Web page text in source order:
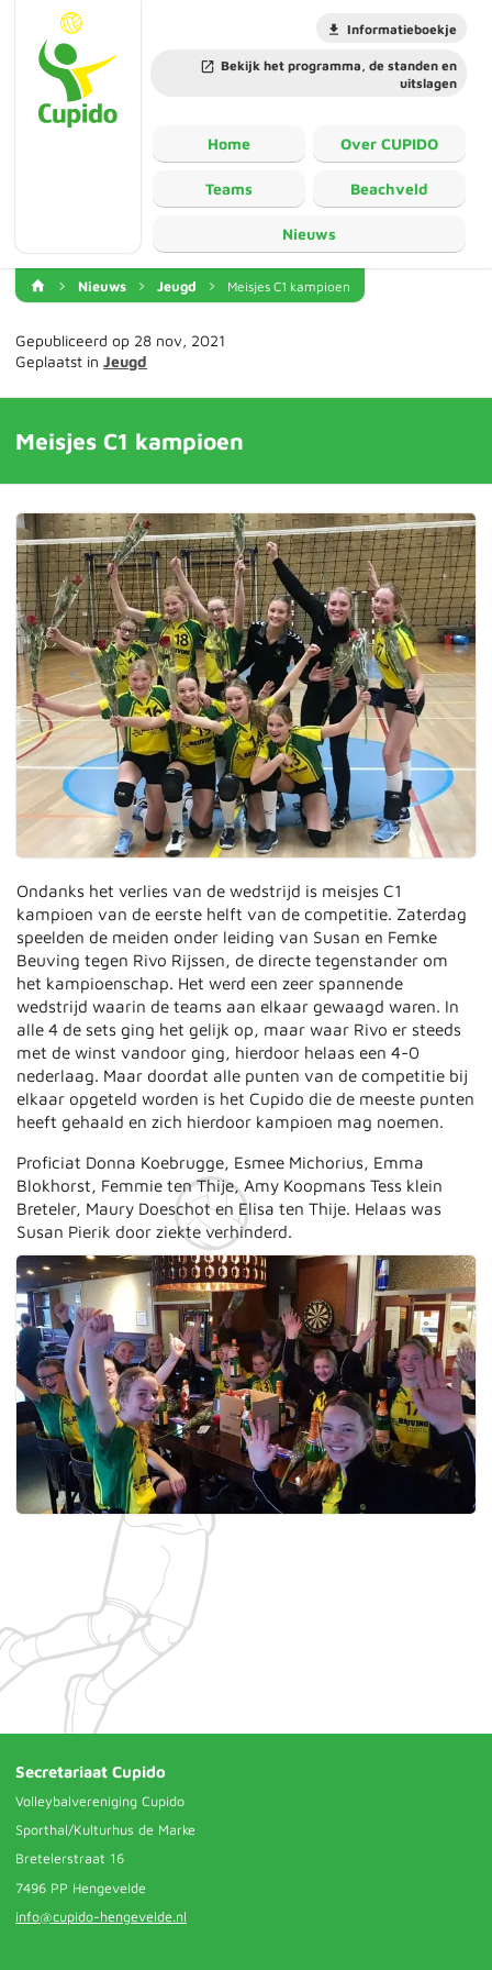
Informatieboekje
Bekijk het programma, de standen en
uitslagen
Home Over CUPIDO
Teams Beachveld
Nieuws
Nieuws Jeugd Meisjes C1 kampioen
Gepubliceerd op 28 nov, 2021
Geplaatst in Jeugd
Meisjes C1 kampioen
Ondanks het verlies van de wedstrijd is meisjes C1
kampioen van de eerste helft van de competitie. Zaterdag
speelden de meiden onder leiding van Susan en Femke
Beuving tegen Rivo Rijssen, de directe tegenstander om
het kampioenschap. Het werd een zeer spannende
wedstrijd waarin de teams aan elkaar gewaagd waren. In
alle 4 de sets ging het gelijk op, maar waar Rivo er steeds
met de winst vandoor ging, hierdoor helaas een 4-0
nederlaag. Maar doordat alle punten van de competitie bij
elkaar opgeteld worden is het Cupido die de meeste punten
heeft gehaald en zich hierdoor kampioen mag noemen.
Proficiat Donna Koebrugge, Esmee Michorius, Emma
Blokhorst, Femmie ten Thije, Amy Koopmans Tess klein
Breteler, Maury Doeschot en Elisa ten Thije. Helaas was
Susan Pierik door ziekte verhinderd.
Secretariaat Cupido
Volleybalvereniging Cupido
Sporthal/Kulturhus de Marke
Bretelerstraat 16
7496 PP Hengevelde
info@cupido-hengevelde.nl